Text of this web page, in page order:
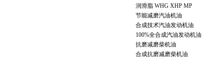
润滑脂 WHG XHP MP
节能减磨汽油机油
合成技术汽油发动机油
100%全合成汽油发动机油
抗磨减磨柴机油
合成抗磨减磨柴机油